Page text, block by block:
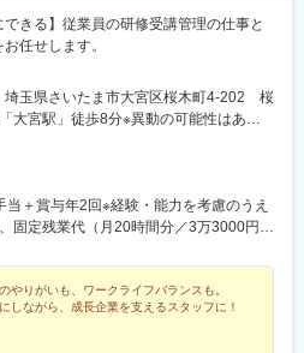
できる】従業員の研修受講管理の仕事と
任せします。
埼玉県さいたま市大宮区桜木町4-202 桜
大宮駅」徒歩8分※異動の可能性はあり
りません。※受動喫煙対策あり（屋内全面
当＋賞与年2回※経験・能力を考慮のうえ
固定残業代（月20時間分／3万3000円以
やりがいも、ワークライフバランスも。
しながら、成長企業を支えるスタッフに！